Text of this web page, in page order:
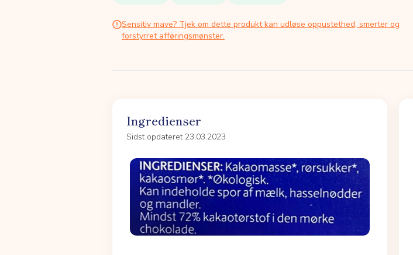
Sensitiv mave? Tjek om dette produkt kan udløse oppustethed, smerter og
forstyrret afføringsmønster.
Ingredienser
Sidst opdateret 23.03.2023